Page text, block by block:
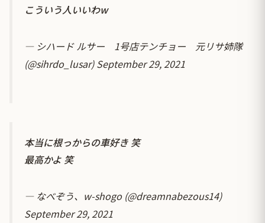
こういう人いいわw
— シハード ルサー 1号店テンチョー 元リサ姉隊
(@sihrdo_lusar)September 29, 2021
本当に根っからの車好き 笑
最高かよ 笑
— なべぞう、w-shogo (@dreamnabezous14)
September 29, 2021